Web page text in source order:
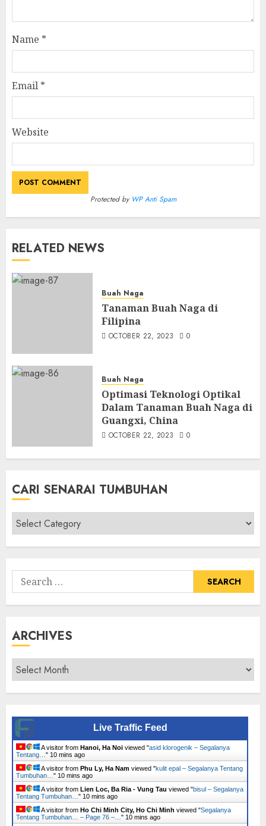
Name *
Email *
Website
Protected by WP Anti Spam
RELATED NEWS
Buah Naga
Tanaman Buah Naga di
Filipina
OCTOBER 22, 2023 0
Buah Naga
Optimasi Teknologi Optikal
Dalam Tanaman Buah Naga di
Guangxi, China
OCTOBER 22, 2023 0
CARI SENARAI TUMBUHAN
Cari
Senarai
Tumbuhan
Search
for:
ARCHIVES
Archives
Live Traffic Feed
A visitor from Hanoi, Ha Noi viewed "asid klorogenik – Segalanya
Tentang… " 10 mins ago
A visitor from Phu Ly, Ha Nam viewed "kulit epal – Segalanya Tentang
Tumbuhan… " 10 mins ago
A visitor from Lien Loc, Ba Ria - Vung Tau viewed "bisul – Segalanya
Tentang Tumbuhan… " 10 mins ago
A visitor from Ho Chi Minh City, Ho Chi Minh viewed "Segalanya
Tentang Tumbuhan… – Page 76 –… " 10 mins ago